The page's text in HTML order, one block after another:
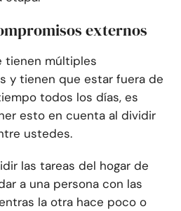
externos
tienen múltiples
y tienen que estar fuera de
todos los días, es
esto en cuenta al dividir
ustedes.
las tareas del hogar de
a una persona con las
la otra hace poco o